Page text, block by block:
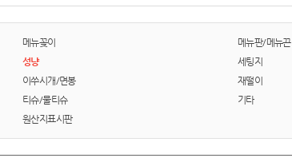
메뉴꽂이
메뉴판/메뉴끈
성냥
세팅지
이쑤시개/면봉
재떨이
티슈/물티슈
기타
원산지표시판